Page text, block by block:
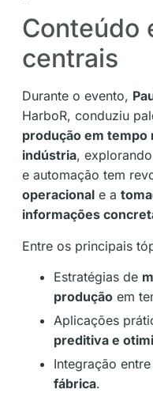
Conteúdo
centrais
Durante o evento,
HarboR, conduziu
produção em tempo
indústria,
e automação tem
operacional e a
informações
Entre os principais
Estratégias de
produção em
Aplicações
preditiva e
Integração
fábrica.